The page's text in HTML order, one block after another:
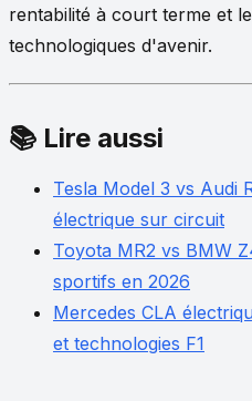
rentabilité à court terme et
technologiques d'avenir.
📚 Lire aussi
Tesla Model 3 vs Audi
électrique sur circuit
Toyota MR2 vs BMW
sportifs en 2026
Mercedes CLA
et technologies F1